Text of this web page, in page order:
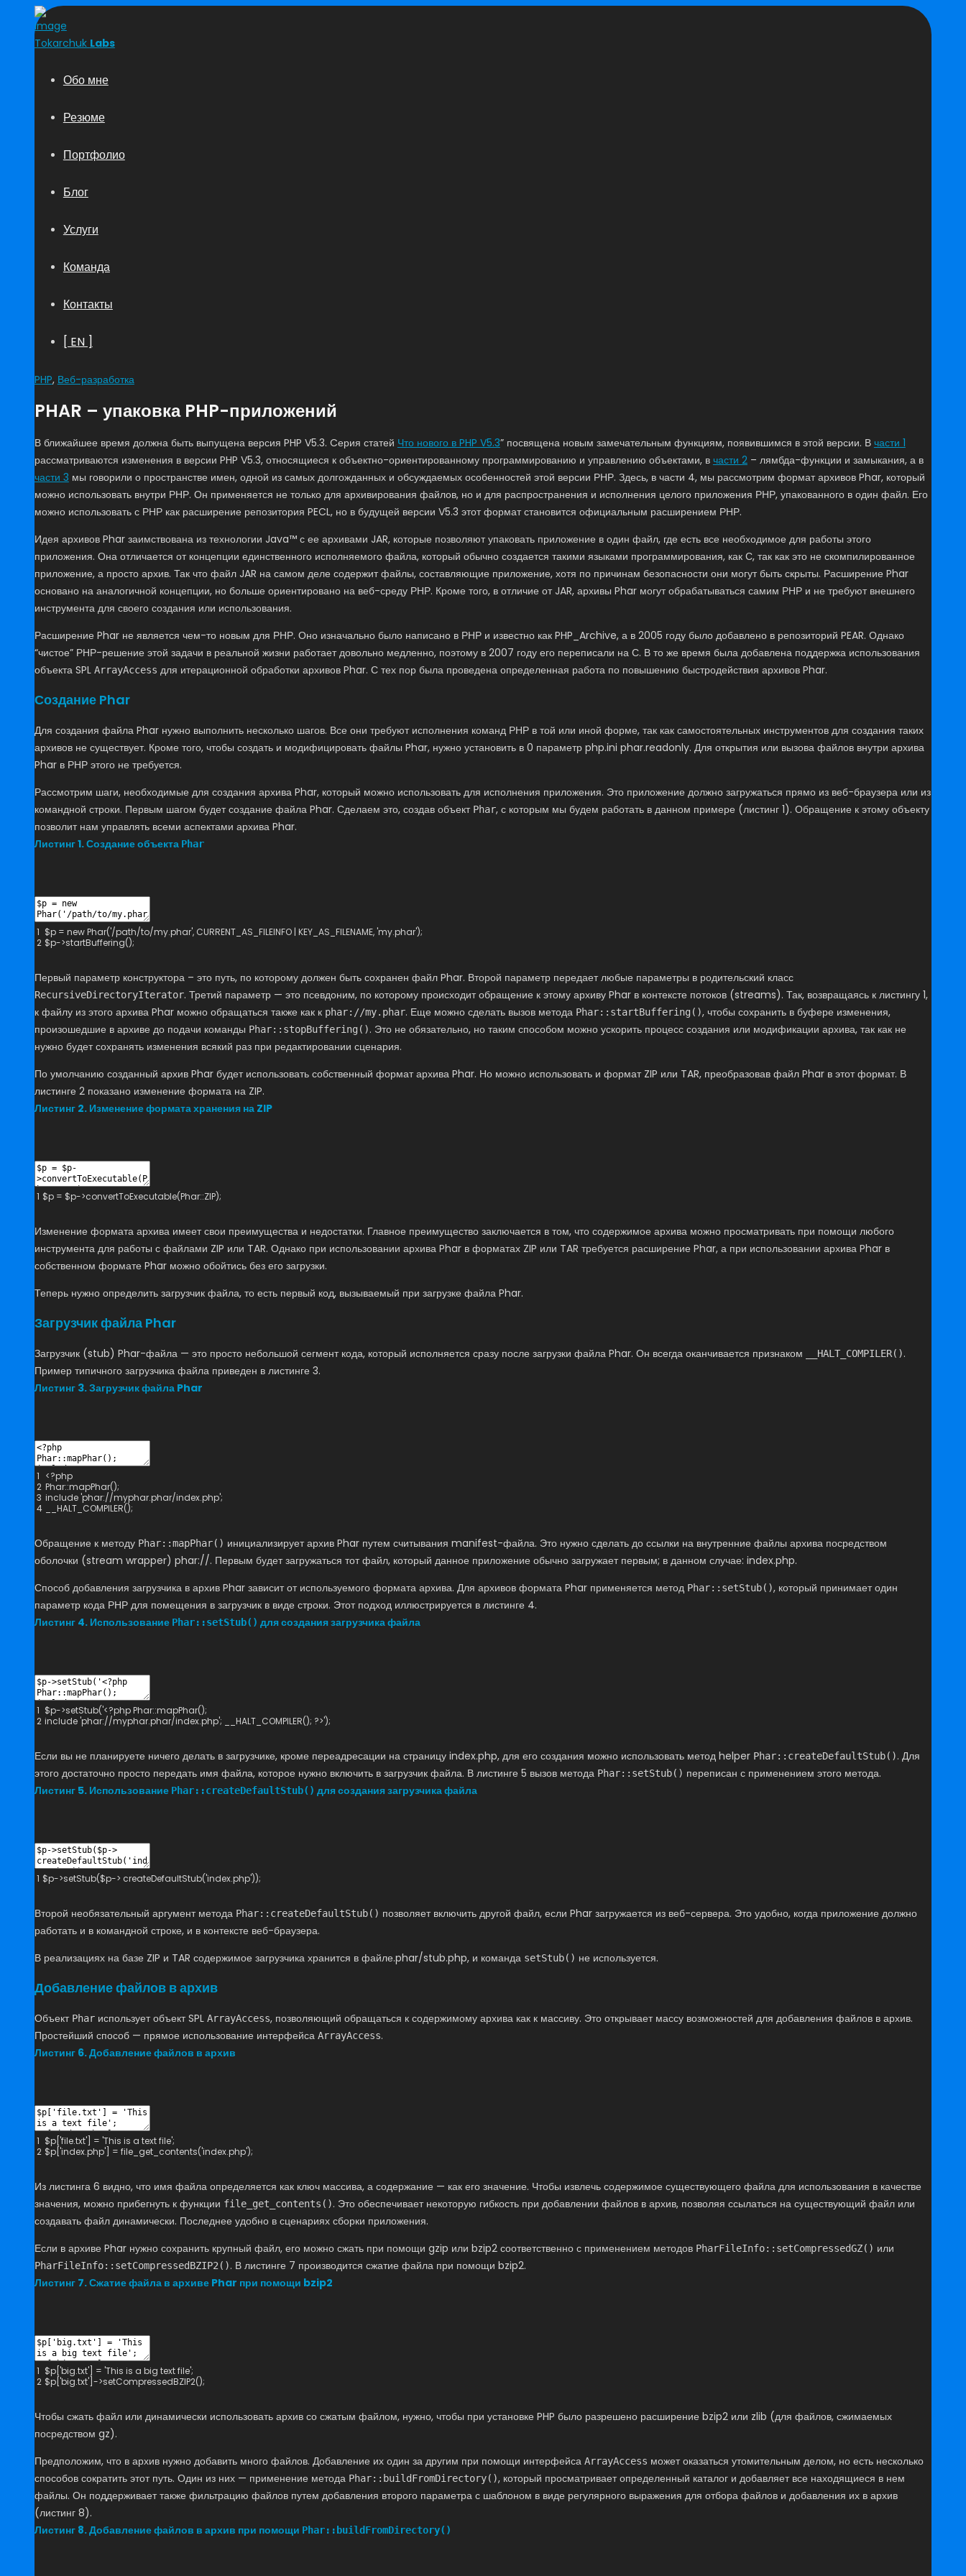
Tokarchuk Labs
Обо мне
Резюме
Портфолио
Блог
Услуги
Команда
Контакты
[ EN ]
PHP, Веб-разработка
PHAR – упаковка PHP-приложений
В ближайшее время должна быть выпущена версия PHP V5.3. Cерия статей Что нового в PHP V5.3” посвящена новым замечательным функциям, появившимся в этой версии. В части 1
рассматриваются изменения в версии PHP V5.3, относящиеся к объектно-ориентированному программированию и управлению объектами, в части 2– лямбда-функции и замыкания, а в
части 3 мы говорили о пространстве имен, одной из самых долгожданных и обсуждаемых особенностей этой версии РНР. Здесь, в части 4, мы рассмотрим формат архивов Phar, который
можно использовать внутри РНР. Он применяется не только для архивирования файлов, но и для распространения и исполнения целого приложения РНР, упакованного в один файл. Его
можно использовать с РНР как расширение репозитория PECL, но в будущей версии V5.3 этот формат становится официальным расширением РНР.
Идея архивов Phar заимствована из технологии Java™ с ее архивами JAR, которые позволяют упаковать приложение в один файл, где есть все необходимое для работы этого
приложения. Она отличается от концепции единственного исполняемого файла, который обычно создается такими языками программирования, как С, так как это не скомпилированное
приложение, а просто архив. Так что файл JAR на самом деле содержит файлы, составляющие приложение, хотя по причинам безопасности они могут быть скрыты. Расширение Phar
основано на аналогичной концепции, но больше ориентировано на веб-среду РНР. Кроме того, в отличие от JAR, архивы Phar могут обрабатываться самим РНР и не требуют внешнего
инструмента для своего создания или использования.
Расширение Phar не является чем-то новым для РНР. Оно изначально было написано в РНР и известно как PHP_Archive, а в 2005 году было добавлено в репозиторий PEAR. Однако
“чистое” РНР-решение этой задачи в реальной жизни работает довольно медленно, поэтому в 2007 году его переписали на С. В то же время была добавлена поддержка использования
объекта SPL ArrayAccess для итерационной обработки архивов Phar. С тех пор была проведена определенная работа по повышению быстродействия архивов Phar.
Создание Phar
Для создания файла Phar нужно выполнить несколько шагов. Все они требуют исполнения команд РНР в той или иной форме, так как самостоятельных инструментов для создания таких
архивов не существует. Кроме того, чтобы создать и модифицировать файлы Phar, нужно установить в 0 параметр php.ini phar.readonly. Для открытия или вызова файлов внутри архива
Phar в РНР этого не требуется.
Рассмотрим шаги, необходимые для создания архива Phar, который можно использовать для исполнения приложения. Это приложение должно загружаться прямо из веб-браузера или из
командной строки. Первым шагом будет создание файла Phar. Сделаем это, создав объект Phar, с которым мы будем работать в данном примере (листинг 1). Обращение к этому объекту
позволит нам управлять всеми аспектами архива Phar.
Листинг 1. Создание объекта Phar
1
2
$p = newPhar('/path/to/my.phar', CURRENT_AS_FILEINFO | KEY_AS_FILENAME,'my.phar');
$p->startBuffering();
Первый параметр конструктора – это путь, по которому должен быть сохранен файл Phar. Второй параметр передает любые параметры в родительский класс
RecursiveDirectoryIterator. Третий параметр — это псевдоним, по которому происходит обращение к этому архиву Phar в контексте потоков (streams). Так, возвращаясь к листингу 1,
к файлу из этого архива Phar можно обращаться также как к phar://my.phar. Еще можно сделать вызов метода Phar::startBuffering(), чтобы сохранить в буфере изменения,
произошедшие в архиве до подачи команды Phar::stopBuffering(). Это не обязательно, но таким способом можно ускорить процесс создания или модификации архива, так как не
нужно будет сохранять изменения всякий раз при редактировании сценария.
По умолчанию созданный архив Phar будет использовать собственный формат архива Phar. Но можно использовать и формат ZIP или TAR, преобразовав файл Phar в этот формат. В
листинге 2 показано изменение формата на ZIP.
Листинг 2. Изменение формата хранения на ZIP
1 $p = $p->convertToExecutable(Phar::ZIP);
Изменение формата архива имеет свои преимущества и недостатки. Главное преимущество заключается в том, что содержимое архива можно просматривать при помощи любого
инструмента для работы с файлами ZIP или TAR. Однако при использовании архива Phar в форматах ZIP или TAR требуется расширение Phar, а при использовании архива Phar в
собственном формате Phar можно обойтись без его загрузки.
Теперь нужно определить загрузчик файла, то есть первый код, вызываемый при загрузке файла Phar.
Загрузчик файла Phar
Загрузчик (stub) Phar-файла — это просто небольшой сегмент кода, который исполняется сразу после загрузки файла Phar. Он всегда оканчивается признаком __HALT_COMPILER().
Пример типичного загрузчика файла приведен в листинге 3.
Листинг 3. Загрузчик файла Phar
1
2
3
4
<?php
Phar::mapPhar();
include'phar://myphar.phar/index.php';
__HALT_COMPILER();
Обращение к методу Phar::mapPhar() инициализирует архив Phar путем считывания manifest-файла. Это нужно сделать до ссылки на внутренние файлы архива посредством
оболочки (stream wrapper) phar://. Первым будет загружаться тот файл, который данное приложение обычно загружает первым; в данном случае: index.php.
Способ добавления загрузчика в архив Phar зависит от используемого формата архива. Для архивов формата Phar применяется метод Phar::setStub(), который принимает один
параметр кода РНР для помещения в загрузчик в виде строки. Этот подход иллюстрируется в листинге 4.
Листинг 4. Использование Phar::setStub() для создания загрузчика файла
1
2
$p->setStub('<?phpPhar::mapPhar();
include'phar://myphar.phar/index.php'; __HALT_COMPILER(); ?>');
Если вы не планируете ничего делать в загрузчике, кроме переадресации на страницу index.php, для его создания можно использовать метод helper Phar::createDefaultStub(). Для
этого достаточно просто передать имя файла, которое нужно включить в загрузчик файла. В листинге 5 вызов метода Phar::setStub() переписан с применением этого метода.
Листинг 5. Использование Phar::createDefaultStub() для создания загрузчика файла
1 $p->setStub($p-> createDefaultStub('index.php'));
Второй необязательный аргумент метода Phar::createDefaultStub() позволяет включить другой файл, если Phar загружается из веб-сервера. Это удобно, когда приложение должно
работать и в командной строке, и в контексте веб-браузера.
В реализациях на базе ZIP и TAR содержимое загрузчика хранится в файле.phar/stub.php, и команда setStub() не используется.
Добавление файлов в архив
Объект Pharиспользует объект SPL ArrayAccess, позволяющий обращаться к содержимому архива как к массиву. Это открывает массу возможностей для добавления файлов в архив.
Простейший способ — прямое использование интерфейса ArrayAccess.
Листинг 6. Добавление файлов в архив
1
2
$p[ 'file.txt'] = 'This is a text file';
$p[ 'index.php'] = file_get_contents('index.php');
Из листинга 6 видно, что имя файла определяется как ключ массива, а содержание — как его значение. Чтобы извлечь содержимое существующего файла для использования в качестве
значения, можно прибегнуть к функции file_get_contents(). Это обеспечивает некоторую гибкость при добавлении файлов в архив, позволяя ссылаться на существующий файл или
создавать файл динамически. Последнее удобно в сценариях сборки приложения.
Если в архиве Phar нужно сохранить крупный файл, его можно сжать при помощи gzip или bzip2 соответственно с применением методов PharFileInfo::setCompressedGZ() или
PharFileInfo::setCompressedBZIP2(). В листинге 7 производится сжатие файла при помощи bzip2.
Листинг 7. Сжатие файла в архиве Phar при помощи bzip2
1
2
$p[ 'big.txt'] = 'This is a big text file';
$p[ 'big.txt'] ->setCompressedBZIP2();
Чтобы сжать файл или динамически использовать архив со сжатым файлом, нужно, чтобы при установке PHP было разрешено расширение bzip2 или zlib (для файлов, сжимаемых
посредством gz).
Предположим, что в архив нужно добавить много файлов. Добавление их один за другим при помощи интерфейса ArrayAccess может оказаться утомительным делом, но есть несколько
способов сократить этот путь. Один из них — применение метода Phar::buildFromDirectory(), который просматривает определенный каталог и добавляет все находящиеся в нем
файлы. Он поддерживает также фильтрацию файлов путем добавления второго параметра с шаблоном в виде регулярного выражения для отбора файлов и добавления их в архив
(листинг 8).
Листинг 8. Добавление файлов в архив при помощи Phar::buildFromDirectory()